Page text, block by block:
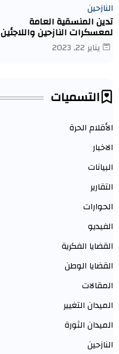
النازحين
تدين المنسقية العامة
لمعسكرات النازحين واللاجئين
قتل النازحة/ نوال إسماعيل
يعقوب يوسف عبد الله
يناير 22, 2023
التسميات
الأقلام الحرة
الاخبار
البيانات
التقارير
الحوارات
الفيديو
القضايا الفكرية
القضايا الوطن
المقالات
الميدان التغيير
الميدان الثورة
النازحين